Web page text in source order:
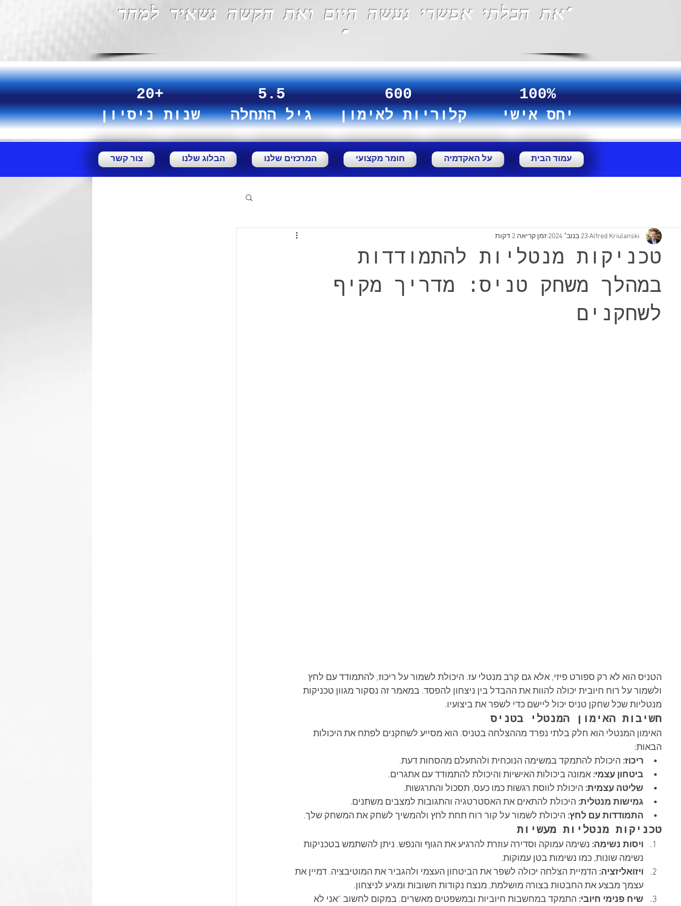
"את הבלתי אפשרי נעשה היום ואת הקשה נשאיר למחר
""
20+
שנות ניסיון
5.5
גיל התחלה
600
קלוריות לאימון
100%
יחס אישי
צור קשר הבלוג שלנו המרכזים שלנו חומר מקצועי על האקדמיה עמוד הבית
טכניקות מנטליות להתמודדות
במהלך משחק טניס: מדריך מקיף
לשחקנים
Alfred Kriulanski23 בנוב׳ 2024 זמן קריאה 2 דקות
הטניס הוא לא רק ספורט פיזי, אלא גם קרב מנטלי עז. היכולת לשמור על ריכוז, להתמודד עם לחץ
ולשמור על רוח חיובית יכולה להוות את ההבדל בין ניצחון להפסד. במאמר זה נסקור מגוון טכניקות
מנטליות שכל שחקן טניס יכול ליישם כדי לשפר את ביצועיו.
חשיבות האימון המנטלי בטניס
האימון המנטלי הוא חלק בלתי נפרד מההצלחה בטניס. הוא מסייע לשחקנים לפתח את היכולות
הבאות:
ריכוז: היכולת להתמקד במשימה הנוכחית ולהתעלם מהסחות דעת.
ביטחון עצמי: אמונה ביכולות האישיות והיכולת להתמודד עם אתגרים.
שליטה עצמית: היכולת לווסת רגשות כמו כעס, תסכול והתרגשות.
גמישות מנטלית: היכולת להתאים את האסטרטגיה והתגובות למצבים משתנים.
התמודדות עם לחץ: היכולת לשמור על קור רוח תחת לחץ ולהמשיך לשחק את המשחק שלך.
טכניקות מנטליות מעשיות
ויסות נשימה: נשימה עמוקה וסדירה עוזרת להרגיע את הגוף והנפש. ניתן להשתמש בטכניקות
נשימה שונות, כמו נשימות בטן עמוקות.
ויזואליזציה: הדמיית הצלחה יכולה לשפר את הביטחון העצמי ולהגביר את המוטיבציה. דמיין את
עצמך מבצע את החבטות בצורה מושלמת, מנצח נקודות חשובות ומגיע לניצחון.
שיח פנימי חיובי: התמקד במחשבות חיוביות ובמשפטים מאשרים. במקום לחשוב "אני לא